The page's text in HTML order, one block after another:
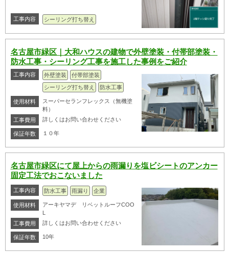
工事内容 シーリング打ち替え
名古屋市緑区｜大和ハウスの建物で外壁塗装・付帯部塗装・
防水工事・シーリング工事を施工した事例をご紹介
工事内容 外壁塗装
付帯部塗装
シーリング打ち替え
防水工事
使用材料
スーパーセランフレックス（無機塗
料）
工事費用
詳しくはお問い合わせください
保証年数 １０年
名古屋市緑区にて屋上からの雨漏りを塩ビシートのアンカー
固定工法でおこないました
工事内容 防水工事 雨漏り 企業
使用材料
アーキヤマデ リベットルーフCOO
L
工事費用
詳しくはお問い合わせください
保証年数 10年